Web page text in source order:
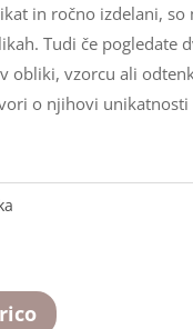
in ročno izdelani, so
Tudi če pogledate
obliki, vzorcu ali
o njihovi